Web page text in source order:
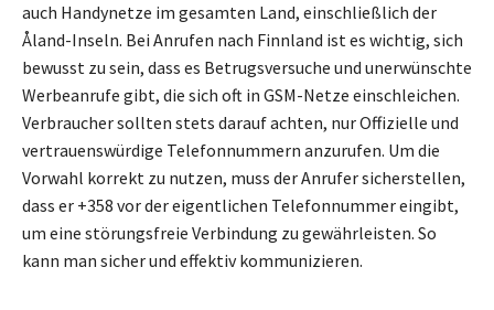
auch Handynetze im gesamten Land, einschließlich der
Åland-Inseln. Bei Anrufen nach Finnland ist es wichtig, sich
bewusst zu sein, dass es Betrugsversuche und unerwünschte
Werbeanrufe gibt, die sich oft in GSM-Netze einschleichen.
Verbraucher sollten stets darauf achten, nur Offizielle und
vertrauenswürdige Telefonnummern anzurufen. Um die
Vorwahl korrekt zu nutzen, muss der Anrufer sicherstellen,
dass er +358 vor der eigentlichen Telefonnummer eingibt,
um eine störungsfreie Verbindung zu gewährleisten. So
kann man sicher und effektiv kommunizieren.